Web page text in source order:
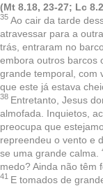
(Mt 8.18, 23-27; Lc
35 Ao cair da tarde
atravessar para a
trás, entraram no
embora outros barcos
grande temporal, com
que este já estava
38 Entretanto, Jesus
almofada. Inquietos,
preocupa que
repreendeu o vento e
se uma grande calma.
medo? Ainda não têm
41 E tomados de